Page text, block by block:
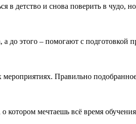
в детство и снова поверить в чудо,
до этого – помогают с подготовкой
Правильно подобранное
котором мечтаешь всё время